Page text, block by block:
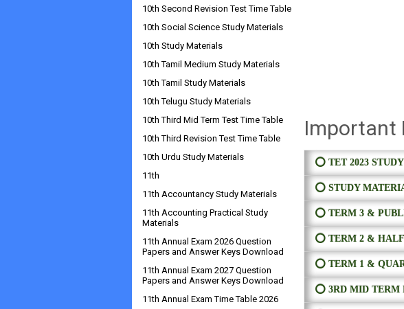
Important
⭕ TET 2023
⭕ STUDY
⭕ TERM 3 &
⭕ TERM 2 &
⭕ TERM 1 &
⭕ 3RD MID TERM
10th Second Revision Test Time Table
10th Social Science Study Materials
10th Study Materials
10th Tamil Medium Study Materials
10th Tamil Study Materials
10th Telugu Study Materials
10th Third Mid Term Test Time Table
10th Third Revision Test Time Table
10th Urdu Study Materials
11th
11th Accountancy Study Materials
11th Accounting Practical Study
Materials
11th Annual Exam 2026 Question
Papers and Answer Keys Download
11th Annual Exam 2027 Question
Papers and Answer Keys Download
11th Annual Exam Time Table 2026